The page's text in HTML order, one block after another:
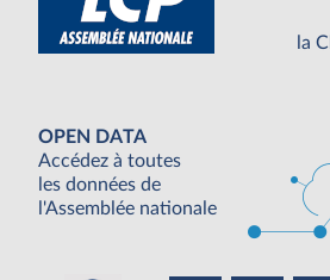
la
OPEN DATA
Accédez à toutes
les données de
l'Assemblée nationale